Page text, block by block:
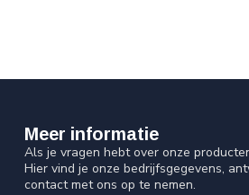
Meer informatie
Als je vragen hebt over onze
Hier vind je onze bedrijfsgegevens,
contact met ons op te nemen.